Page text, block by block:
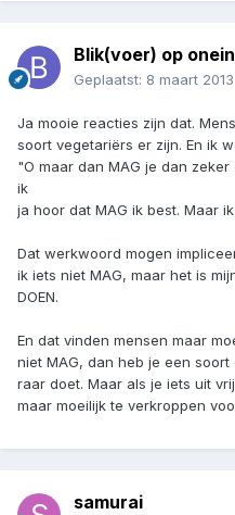
Blik(voer) op
Geplaatst: 8 maart 2013
Ja mooie reacties zijn dat.
soort vegetariërs er zijn. En ik
"O maar dan MAG je dan
ik
ja hoor dat MAG ik best. Maar ik
Dat werkwoord mogen
ik iets niet MAG, maar het is
DOEN.
En dat vinden mensen maar
niet MAG, dan heb je een
raar doet. Maar als je iets uit
maar moeilijk te verkroppen
samurai